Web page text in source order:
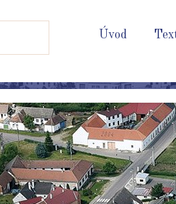
Úvod